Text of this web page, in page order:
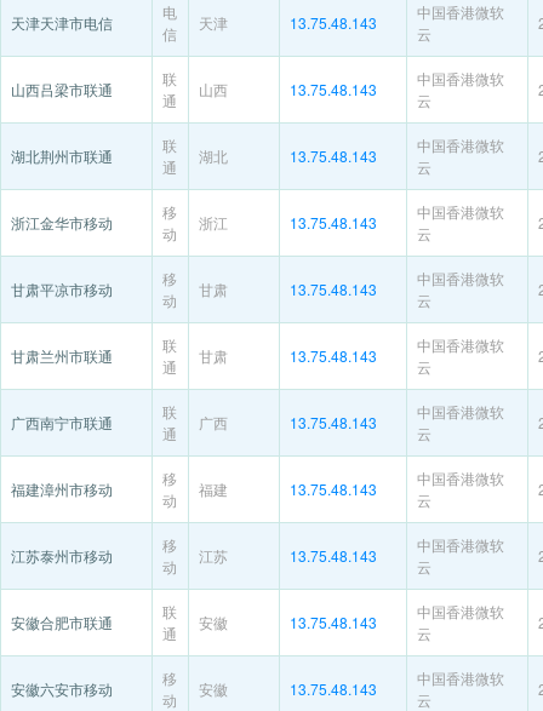
天津天津市电信
电
信
天津 13.75.48.143
中国香港微软
云
山西吕梁市联通
联
通
山西 13.75.48.143
中国香港微软
云
湖北荆州市联通
联
通
湖北 13.75.48.143
中国香港微软
云
浙江金华市移动
移
动
浙江 13.75.48.143
中国香港微软
云
甘肃平凉市移动
移
动
甘肃 13.75.48.143
中国香港微软
云
甘肃兰州市联通
联
通
甘肃 13.75.48.143
中国香港微软
云
广西南宁市联通
联
通
广西 13.75.48.143
中国香港微软
云
福建漳州市移动
移
动
福建 13.75.48.143
中国香港微软
云
江苏泰州市移动
移
动
江苏 13.75.48.143
中国香港微软
云
安徽合肥市联通
联
通
安徽 13.75.48.143
中国香港微软
云
安徽六安市移动
移
动
安徽 13.75.48.143
中国香港微软
云